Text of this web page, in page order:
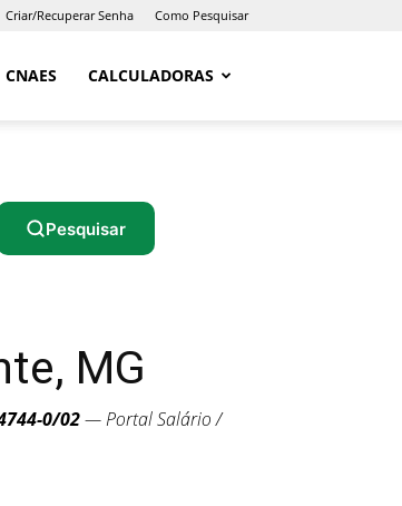
Criar/Recuperar Senha Como Pesquisar
CNAES CALCULADORAS
Pesquisar
MG
0/02— Portal Salário /